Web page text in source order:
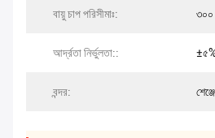
বায়ু চাপ পরিসীমাঃ: ৩০০
আর্দ্রতা নির্ভুলতা::
বন্দর: